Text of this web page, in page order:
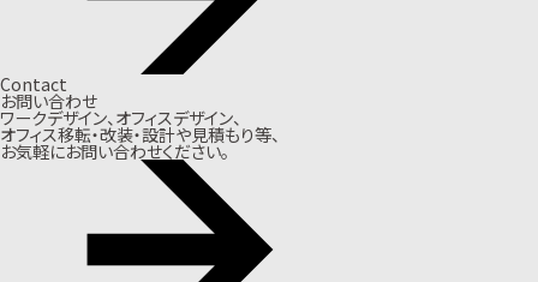
Contact
お問い合わせ
ワークデザイン、オフィスデザイン、
オフィス移転・改装・設計や見積もり等、
お気軽にお問い合わせください。